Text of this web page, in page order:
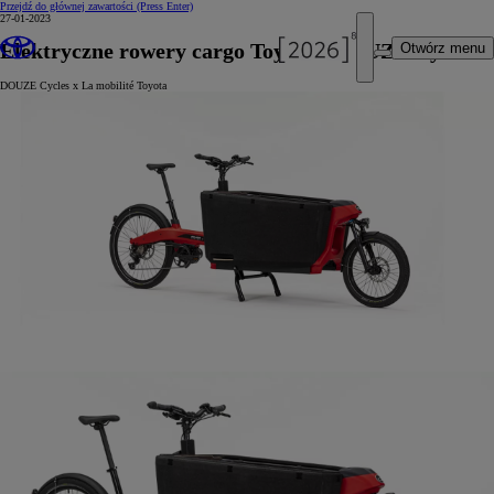
Przejdź do głównej zawartości (Press Enter)
Otwórz menu
27-01-2023
Elektryczne rowery cargo Toyoty i DOUZE Cycles
DOUZE Cycles x La mobilité Toyota